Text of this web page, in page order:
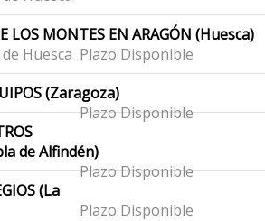
LOS MONTES EN ARAGÓN (Huesca)
Plazo Disponible
Huesca
(Zaragoza)
Plazo Disponible
de Alfindén)
Plazo Disponible
(La
Plazo Disponible